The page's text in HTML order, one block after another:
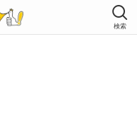
検索